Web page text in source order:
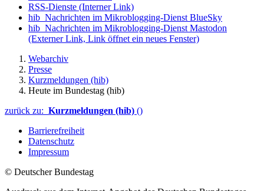
RSS-Dienste (Interner Link)
hib_Nachrichten im Mikroblogging-Dienst BlueSky
hib_Nachrichten im Mikroblogging-Dienst Mastodon
(Externer Link, Link öffnet ein neues Fenster)
Webarchiv
Presse
Kurzmeldungen (hib)
Heute im Bundestag (hib)
zurück zu: Kurzmeldungen (hib) ()
Barrierefreiheit
Datenschutz
Impressum
© Deutscher Bundestag